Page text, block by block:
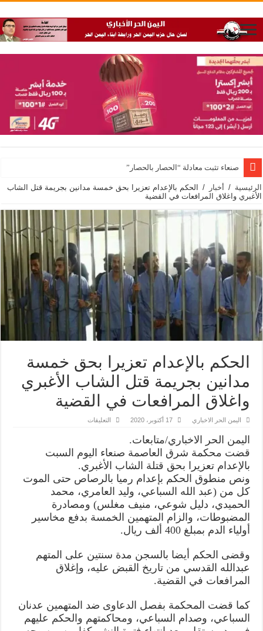
صنعاء تثبت معادلة “الحصار بالحصار”
الرئيسية / أخبار /
الحكم بالإعدام تعزيرا بحق خمسة مدانين بجريمة قتل الشاب
الأغبري واغلاق المرافعات في القضية
الحكم بالإعدام تعزيرا بحق خمسة
مدانين بجريمة قتل الشاب الأغبري
واغلاق المرافعات في القضية
اليمن الحر الاخباري 17 أكتوبر، 2020 التعليقات
خمسة
مدانين
بجريمة
قتل
الأغبري
واغلاق
المرافعات
في
القضية
اليمن الحر الاخباري/متابعات.
قضت محكمة شرق العاصمة صنعاء اليوم السبت
بالإعدام تعزيرا بحق قتلة الشاب الأغبري.
ونص منطوق الحكم بإعدام رميا بالرصاص حتى الموت
كل من (عبد الله السباعي، وليد العامري، محمد
الحميدي، دليل شوعي، منيف مغلس) ومصادرة
المضبوطات، والزام المتهمين الخمسة بدفع مخاسير
أولياء الدم بمبلغ 400 ألف ريال.
وقضى الحكم أيضا بالسجن مدة سنتين على المتهم
عبدالله القدسي من تاريخ القبض عليه، وإغلاق
المرافعات في القضية.
كما قضت المحكمة بفصل الدعاوى ضد المتهمين عدنان
السباعي، وصدام السباعي، ومحاكمتهم والحكم عليهم